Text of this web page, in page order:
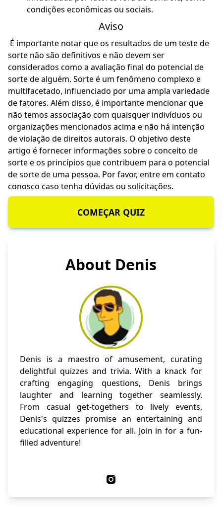
condições econômicas ou sociais.
Aviso
É importante notar que os resultados de um teste de
sorte não são definitivos e não devem ser
considerados como a avaliação final do potencial de
sorte de alguém. Sorte é um fenômeno complexo e
multifacetado, influenciado por uma ampla variedade
de fatores. Além disso, é importante mencionar que
não temos associação com quaisquer indivíduos ou
organizações mencionados acima e não há intenção
de violação de direitos autorais. O objetivo deste
artigo é fornecer informações sobre o conceito de
sorte e os princípios que contribuem para o potencial
de sorte de uma pessoa. Por favor, entre em contato
conosco caso tenha dúvidas ou solicitações.
COMEÇAR QUIZ
About Denis
Denis is a maestro of amusement, curating
delightful quizzes and trivia. With a knack for
crafting engaging questions, Denis brings
laughter and learning together seamlessly.
From casual get-togethers to lively events,
Denis's quizzes promise an entertaining and
educational experience for all. Join in for a fun-
filled adventure!